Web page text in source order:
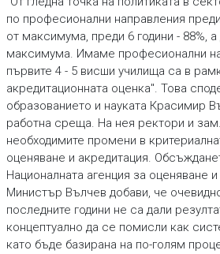
по професионални направления
от максимума, преди 6 години - 88%,
максимума. Имаме професионални
първите 4 - 5 висши училища са в
акредитационната оценка". Това
образованието и науката Красимир
работна среща. На нея ректори и
необходимите промени в
оценяване и акредитация.
Националната агенция за оценяване
Министър Вълчев добави, че
последните години не са дали
концептуално да се помисли как
като бъде базирана на по-голям